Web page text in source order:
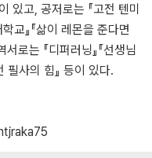
있고, 공저로는 『고전 텐미
교』『삶이 레몬을 준다면
로는 『디퍼러닝』『선생님
필사의 힘』 등이 있다.